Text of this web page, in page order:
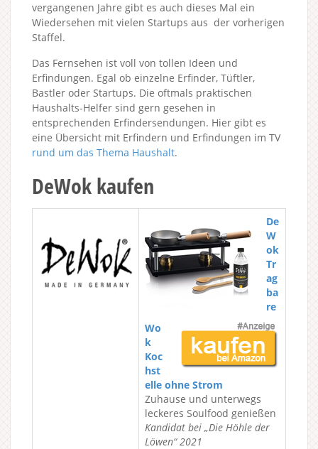
vergangenen Jahre gibt es auch dieses Mal ein
Wiedersehen mit vielen Startups aus der vorherigen
Staffel.
Das Fernsehen ist voll von tollen Ideen und
Erfindungen. Egal ob einzelne Erfinder, Tüftler,
Bastler oder Startups. Die oftmals praktischen
Haushalts-Helfer sind gern gesehen in
entsprechenden Erfindersendungen. Hier gibt es
eine Übersicht mit Erfindern und Erfindungen im TV
rund um das Thema Haushalt.
DeWok kaufen
De
W
ok
Tr
ag
ba
re
Wo
k
Koc
hst
elle ohne Strom
Zuhause und unterwegs
leckeres Soulfood genießen
Kandidat bei „Die Höhle der
Löwen“ 2021